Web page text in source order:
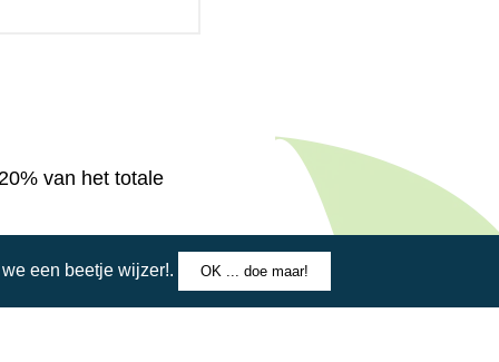
van het totale
in overleg;
een beetje wijzer!. OK ... doe maar!